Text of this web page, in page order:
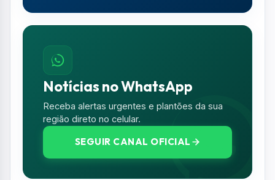
Comentários (0)
Nenhum comentário publicado ainda. Seja o
Deixe seu Comentário